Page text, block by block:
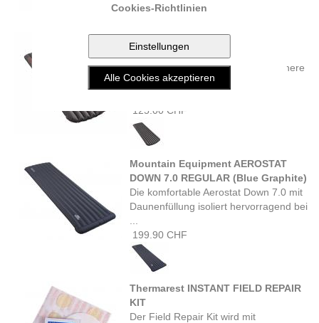
Cookies-Richtlinien
Rab STRATOSPHERE 4 REG
Schlafmatte (graphene)
Die leichte und kompakte Stratosphere
4-Matte hat ein hervorragendes
125.00 CHF
Mountain Equipment AEROSTAT
DOWN 7.0 REGULAR (Blue Graphite)
Die komfortable Aerostat Down 7.0 mit
Daunenfüllung isoliert hervorragend bei
199.90 CHF
Thermarest INSTANT FIELD REPAIR
KIT
Der Field Repair Kit wird mit